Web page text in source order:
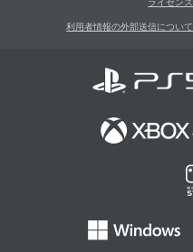
ライセンス
利用者情報の外部送信について